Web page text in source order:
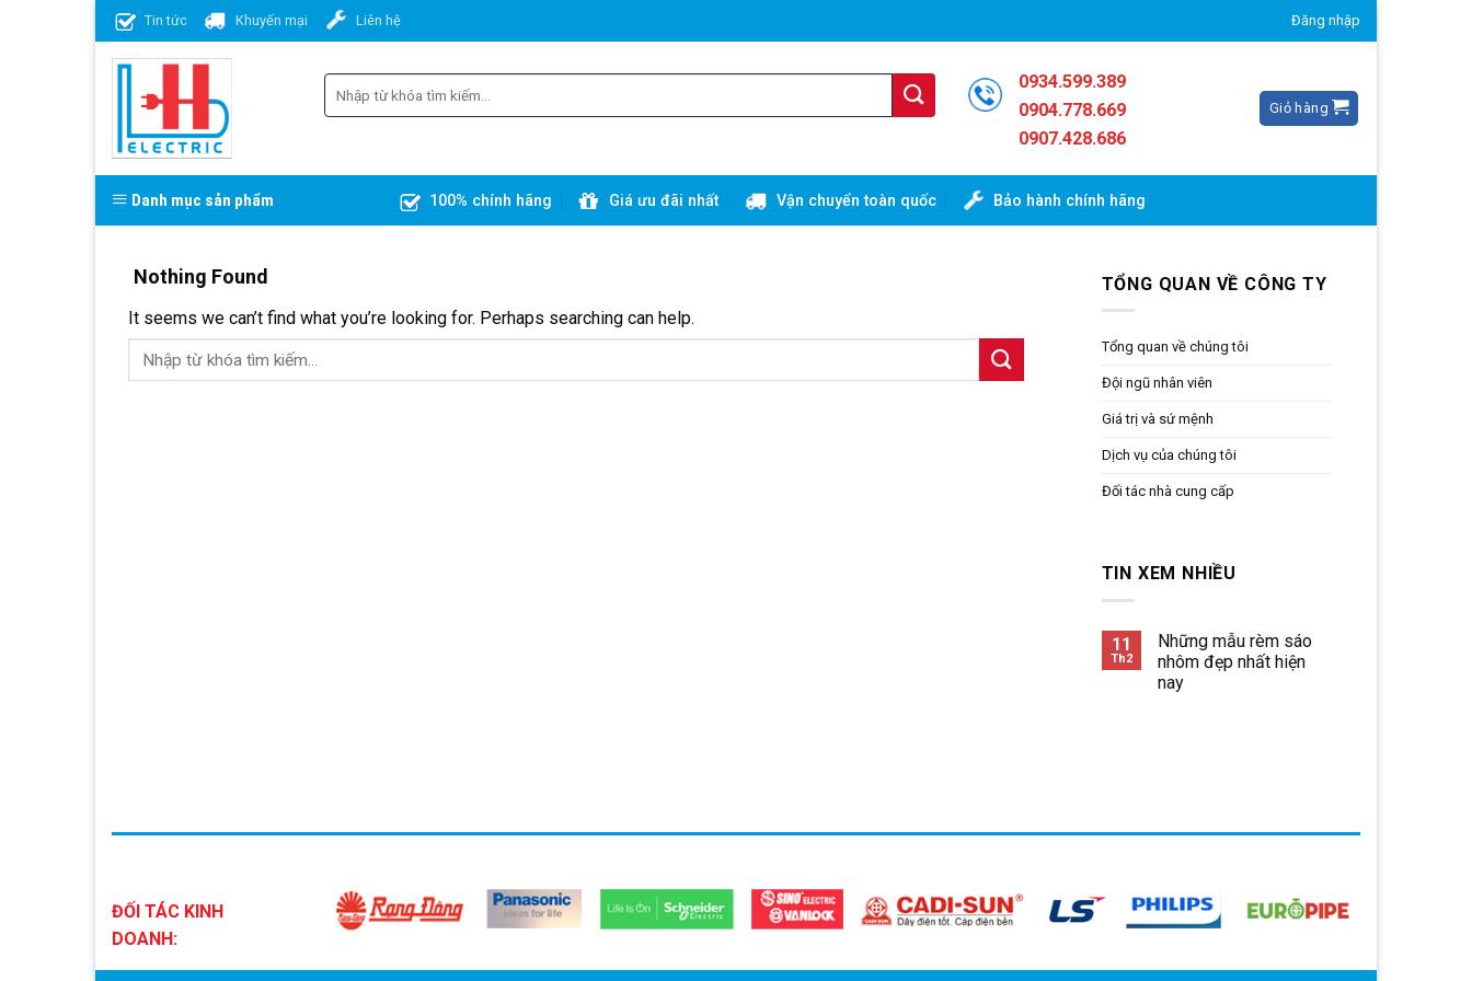
Skip
to
content
Tin tức Khuyến mại Liên hệ Đăng nhập
0934.599.389
0904.778.669
0907.428.686
Giỏ hàng
Danh mục sản phẩm 100% chính hãng Giá ưu đãi nhất Vận chuyển toàn quốc Bảo hành chính hãng
Nothing Found
It seems we can’t find what you’re looking for. Perhaps searching can help.
TỔNG QUAN VỀ CÔNG TY
Tổng quan về chúng tôi
Đội ngũ nhân viên
Giá trị và sứ mệnh
Dịch vụ của chúng tôi
Đối tác nhà cung cấp
TIN XEM NHIỀU
11
Th2
Những mẫu rèm sáo
nhôm đẹp nhất hiện
nay
ĐỐI TÁC KINH
DOANH: